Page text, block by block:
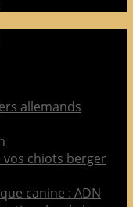
allemands
vos chiots berger
canine : ADN